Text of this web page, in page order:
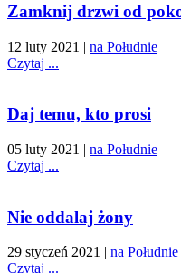
Zamknij drzwi od
12 luty 2021 | na Południe
Czytaj ...
Daj temu, kto prosi
05 luty 2021 | na Południe
Czytaj ...
Nie oddalaj żony
29 styczeń 2021 | na Południe
Czytaj ...